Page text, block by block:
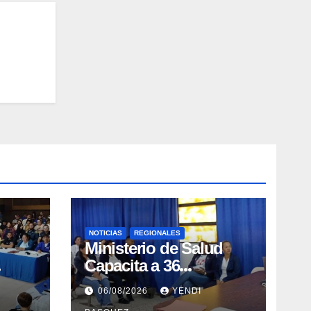
NOTICIAS REGIONALES
Ministerio de Salud
Capacita a 36
Profesionales para
erradicar la
06/08/2026 YENDI